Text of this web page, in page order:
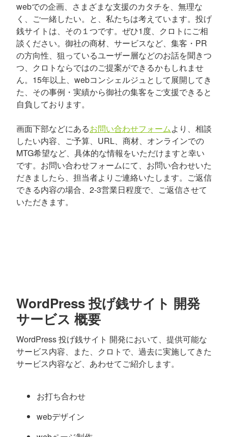
webでの企画、さまざまな支援のカタチを、無理な
く、ご一緒したい。と、私たちは考えています。投げ
銭サイトは、その１つです。ぜひ1度、クロトにご相
談ください。御社の商材、サービスなど、集客・PR
の方向性、狙っているユーザー層などのお話を聞きつ
つ、クロトならではのご提案ができるかもしれませ
ん。15年以上、webコンシェルジュとして展開してき
た、その事例・実績から御社の集客をご支援できると
自負しております。
画面下部などにあるお問い合わせフォームより、相談
したい内容、ご予算、URL、商材、オンラインでの
MTG希望など、具体的な情報をいただけますと幸い
です。お問い合わせフォームにて、お問い合わせいた
だきましたら、担当者よりご連絡いたします。ご返信
できる内容の場合、2-3営業日程度で、ご返信させて
いただきます。
WordPress 投げ銭サイト 開発
サービス 概要
WordPress 投げ銭サイト 開発において、提供可能な
サービス内容、また、クロトで、過去に実施してきた
サービス内容など、あわせてご紹介します。
お打ち合わせ
webデザイン